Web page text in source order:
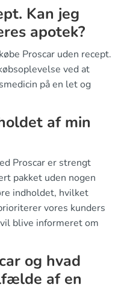
Kan jeg
apotek?
Proscar uden recept.
ved at
på en let og
af min
Proscar er strengt
pakket uden nogen
indholdet, hvilket
vores kunders
blive informeret om
og hvad
af en